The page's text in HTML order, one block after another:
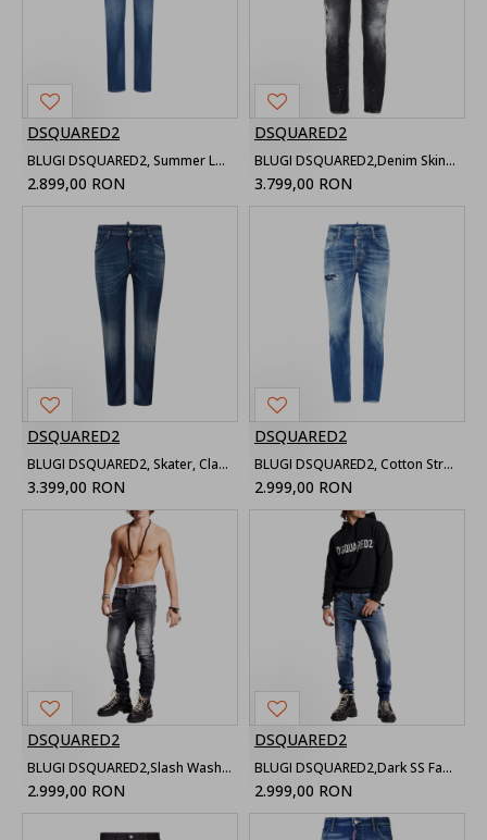
DSQUARED2
BLUGI DSQUARED2, Summer Lovers 642, Medium Wash, Blue
2.899,00 RON
DSQUARED2
BLUGI DSQUARED2,Denim Skinny, Distressed effect, Black
3.799,00 RON
DSQUARED2
BLUGI DSQUARED2, Skater, Claasic Design, Logo, Dark Blue
3.399,00 RON
DSQUARED2
BLUGI DSQUARED2, Cotton Stretch Denim, Skater, Blue
2.999,00 RON
DSQUARED2
BLUGI DSQUARED2,Slash Wash Cool Guy, Black
2.999,00 RON
DSQUARED2
BLUGI DSQUARED2,Dark SS Fade Wash Cool Guy, Blue
2.999,00 RON